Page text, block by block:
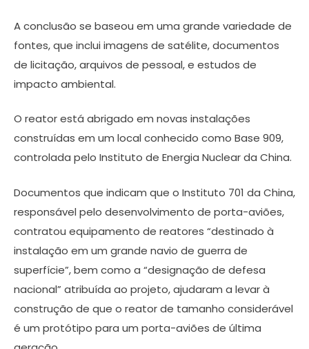
A conclusão se baseou em uma grande variedade de
fontes, que inclui imagens de satélite, documentos
de licitação, arquivos de pessoal, e estudos de
impacto ambiental.
O reator está abrigado em novas instalações
construídas em um local conhecido como Base 909,
controlada pelo Instituto de Energia Nuclear da China.
Documentos que indicam que o Instituto 701 da China,
responsável pelo desenvolvimento de porta-aviões,
contratou equipamento de reatores “destinado à
instalação em um grande navio de guerra de
superfície”, bem como a “designação de defesa
nacional” atribuída ao projeto, ajudaram a levar à
construção de que o reator de tamanho considerável
é um protótipo para um porta-aviões de última